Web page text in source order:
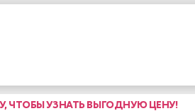
ЧТОБЫ УЗНАТЬ ВЫГОДНУЮ ЦЕНУ!